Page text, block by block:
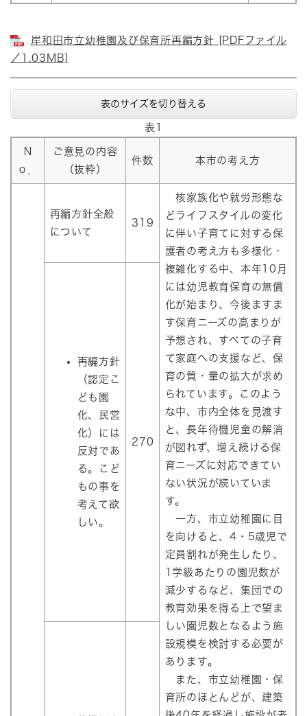
岸和田市立幼稚園及び保育所再編方針 [PDFファイル
／1.03MB]
表のサイズを切り替える
表1
Ｎ
ｏ．
ご意見の内容
（抜粋）
件数 本市の考え方
再編方針全般
について
319
核家族化や就労形態な
どライフスタイルの変化
に伴い子育てに対する保
護者の考え方も多様化・
複雑化する中、本年10月
には幼児教育保育の無償
化が始まり、今後ますま
す保育ニーズの高まりが
予想され、すべての子育
て家庭への支援など、保
育の質・量の拡大が求め
られています。このよう
な中、市内全体を見渡す
と、長年待機児童の解消
が図れず、増え続ける保
育ニーズに対応できてい
ない状況が続いていま
す。
一方、市立幼稚園に目
を向けると、4・5歳児で
定員割れが発生したり、
1学級あたりの園児数が
減少するなど、集団での
教育効果を得る上で望ま
しい園児数となるよう施
設規模を検討する必要が
あります。
また、市立幼稚園・保
育所のほとんどが、建築
再編方針
（認定こ
ども園
化、民営
化）には
反対であ
る。こど
もの事を
考えて欲
しい。
270